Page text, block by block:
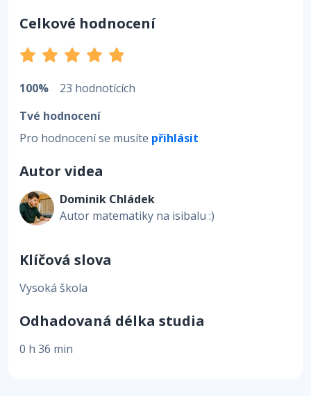
Celkové hodnocení
100%
23 hodnotících
Tvé hodnocení
Pro hodnocení se musíte přihlásit
Autor videa
Dominik Chládek
Autor matematiky na isibalu :)
Klíčová slova
Vysoká škola
Odhadovaná délka studia
0 h 36 min